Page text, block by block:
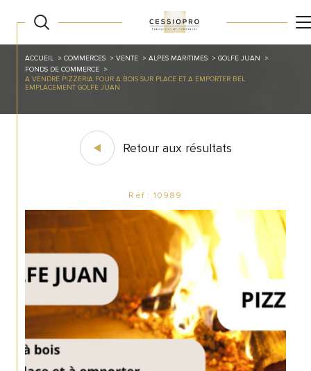
ACCUEIL COMMERCES VENTE ALPES MARITIMES
GOLFE JUAN
FONDS DE COMMERCE
A VENDRE PIZZERIA FOUR A BOIS SUR PLACE ET A EMPORTER BEL
EMPLACEMENT GOLFE JUAN
Retour aux résultats
Réf : 10989